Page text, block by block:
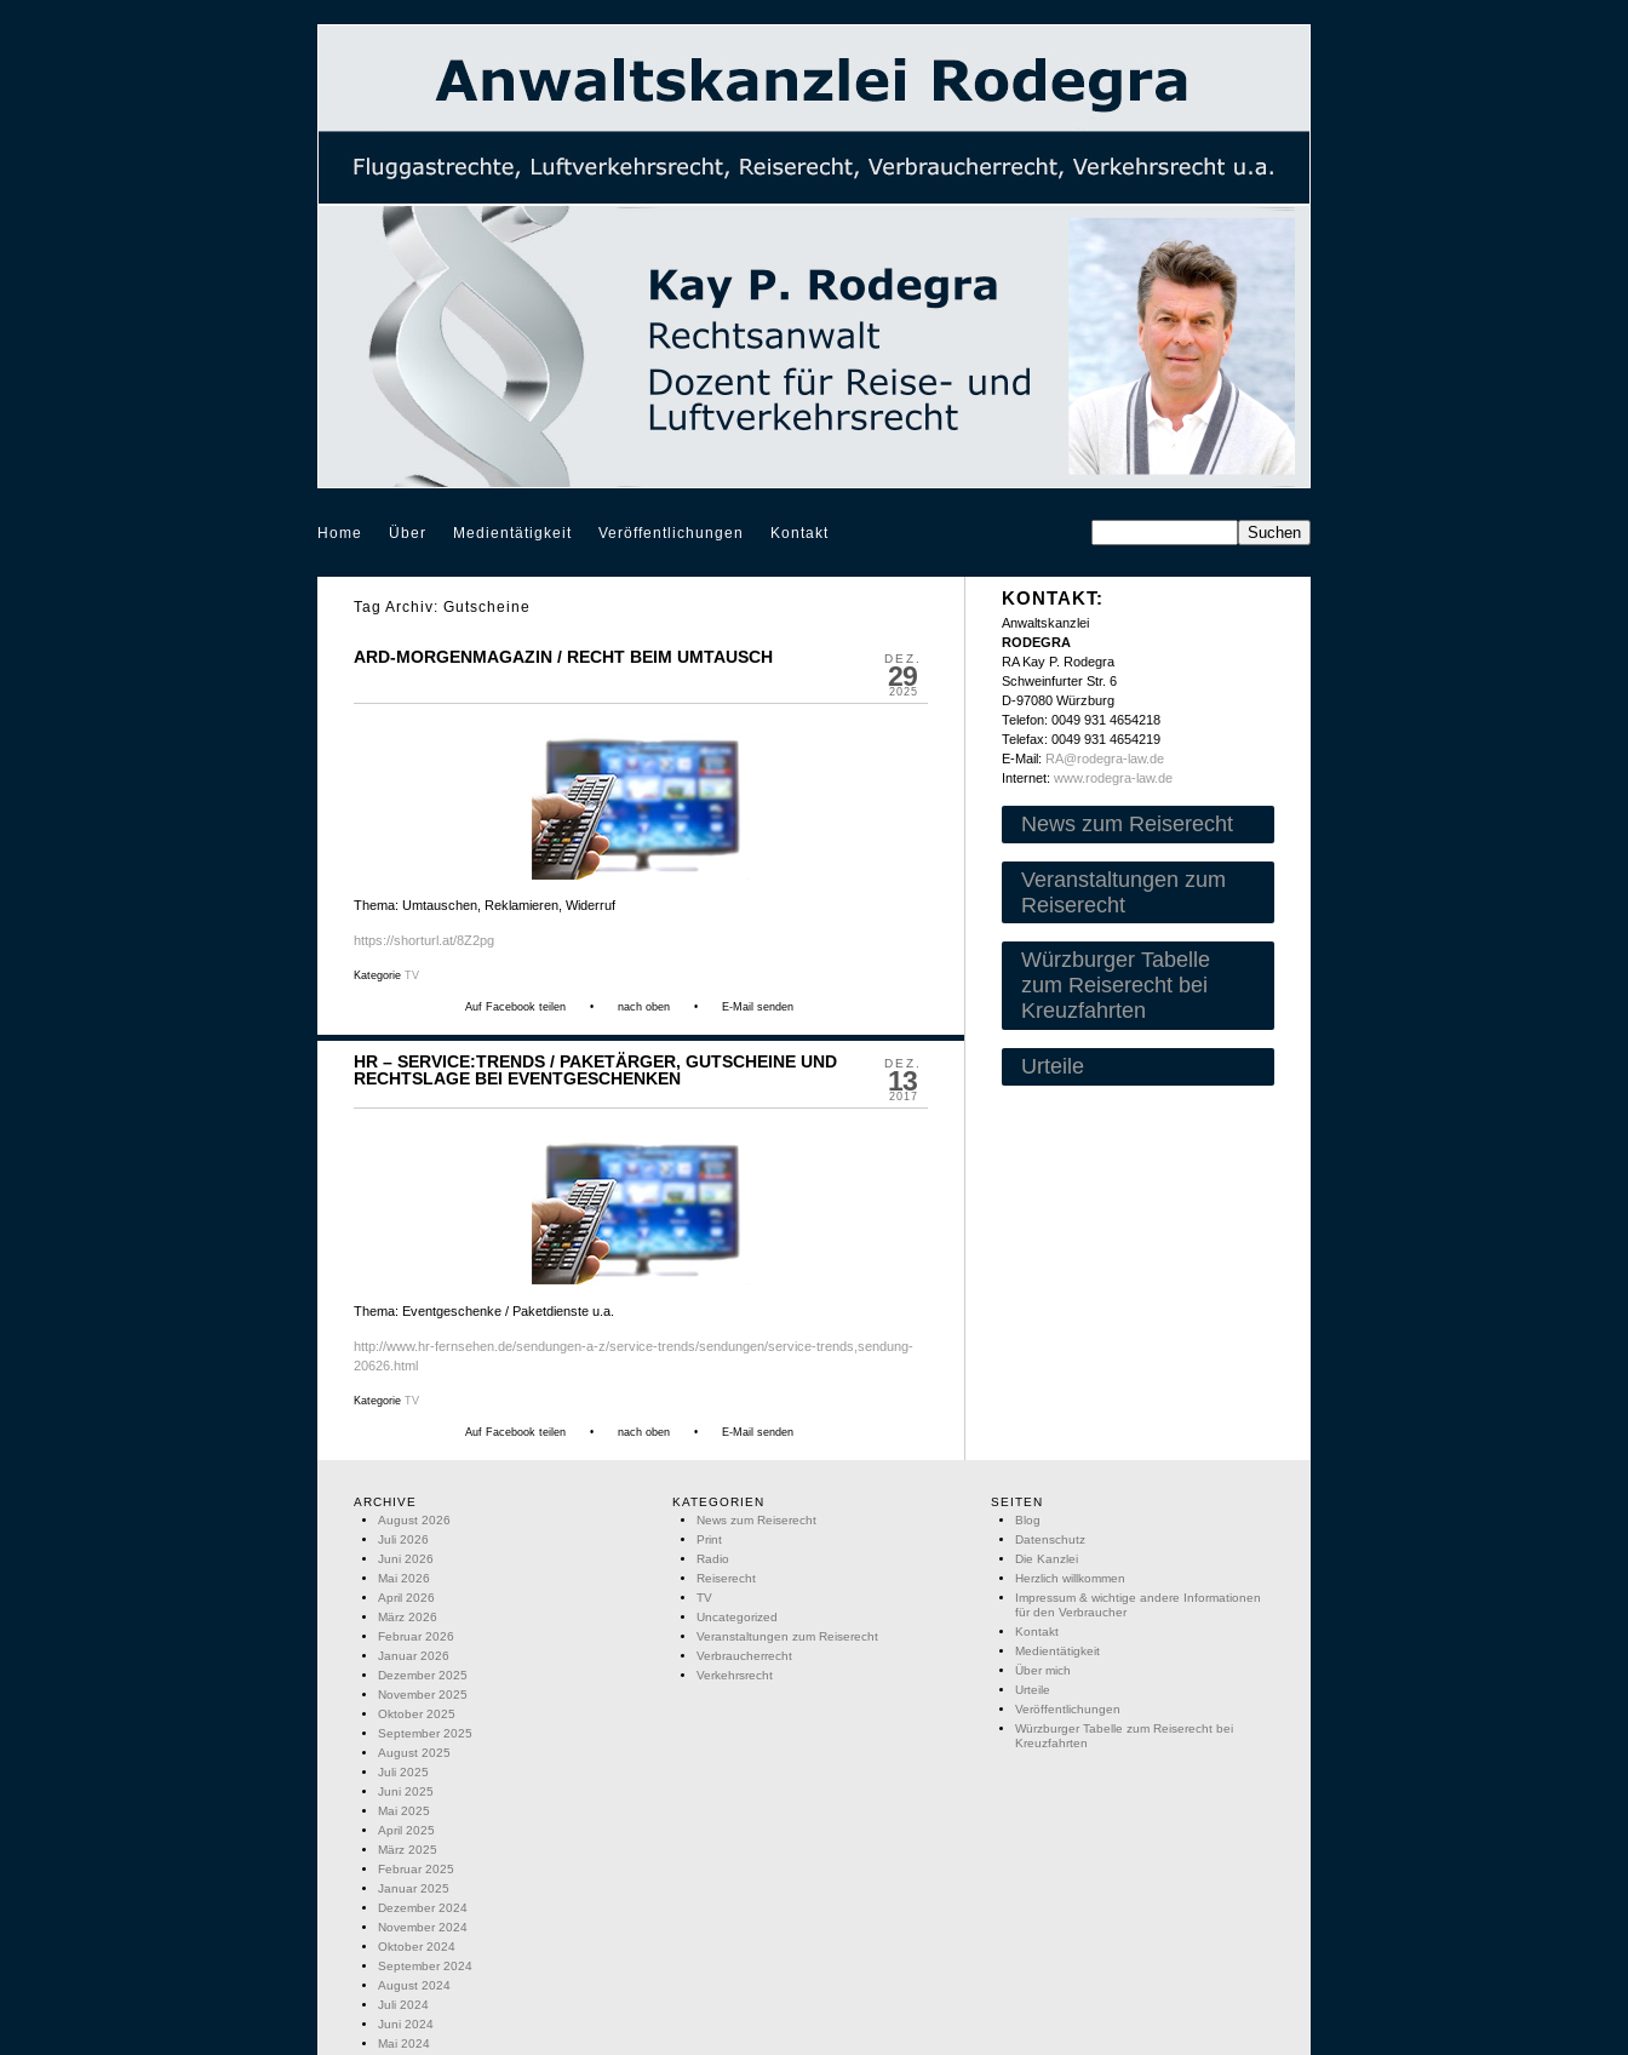
Home Über Medientätigkeit Veröffentlichungen Kontakt
Tag Archiv: Gutscheine
DEZ.
29
2025
ARD-MORGENMAGAZIN / RECHT BEIM UMTAUSCH
Thema: Umtauschen, Reklamieren, Widerruf
https://shorturl.at/8Z2pg
Kategorie TV
Auf Facebook teilen • nach oben • E-Mail senden
DEZ.
13
2017
HR – SERVICE:TRENDS / PAKETÄRGER, GUTSCHEINE UND
RECHTSLAGE BEI EVENTGESCHENKEN
Thema: Eventgeschenke / Paketdienste u.a.
http://www.hr-fernsehen.de/sendungen-a-z/service-trends/sendungen/service-trends,sendung-
20626.html
Kategorie TV
Auf Facebook teilen • nach oben • E-Mail senden
KONTAKT:
Anwaltskanzlei
RODEGRA
RA Kay P. Rodegra
Schweinfurter Str. 6
D-97080 Würzburg
Telefon: 0049 931 4654218
Telefax: 0049 931 4654219
E-Mail: RA@rodegra-law.de
Internet: www.rodegra-law.de
News zum Reiserecht
Veranstaltungen zum
Reiserecht
Würzburger Tabelle
zum Reiserecht bei
Kreuzfahrten
Urteile
ARCHIVE
August 2026
Juli 2026
Juni 2026
Mai 2026
April 2026
März 2026
Februar 2026
Januar 2026
Dezember 2025
November 2025
Oktober 2025
September 2025
August 2025
Juli 2025
Juni 2025
Mai 2025
April 2025
März 2025
Februar 2025
Januar 2025
Dezember 2024
November 2024
Oktober 2024
September 2024
August 2024
Juli 2024
Juni 2024
Mai 2024
KATEGORIEN
News zum Reiserecht
Print
Radio
Reiserecht
TV
Uncategorized
Veranstaltungen zum Reiserecht
Verbraucherrecht
Verkehrsrecht
SEITEN
Blog
Datenschutz
Die Kanzlei
Herzlich willkommen
Impressum & wichtige andere Informationen
für den Verbraucher
Kontakt
Medientätigkeit
Über mich
Urteile
Veröffentlichungen
Würzburger Tabelle zum Reiserecht bei
Kreuzfahrten